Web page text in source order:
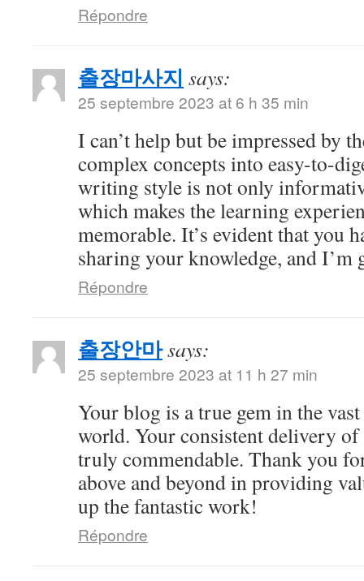
Répondre
출장마사지 says:
25 septembre 2023 at 6 h 35 min
I can’t help but be impressed by
complex concepts into easy-to-
writing style is not only
which makes the learning
memorable. It’s evident that you
sharing your knowledge, and I’m
Répondre
출장안마says:
25 septembre 2023 at 11 h 27 min
Your blog is a true gem in the
world. Your consistent delivery
truly commendable. Thank you
above and beyond in providing
up the fantastic work!
Répondre